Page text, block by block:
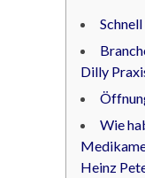
Dilly
Wie
Heinz